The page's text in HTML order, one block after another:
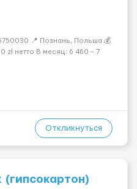
📍 Познань, Польша 💰
zł нетто В месяц: 6 460 – 7
для тех, кто арендует
Откликнуться